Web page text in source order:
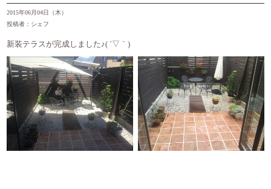
2015年06月04日（木）
投稿者：シェフ
新装テラスが完成しました♪( ´▽｀)